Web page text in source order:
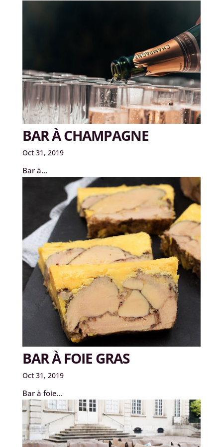
BAR À CHAMPAGNE
Oct 31, 2019
Bar à...
BAR À FOIE GRAS
Oct 31, 2019
Bar à foie...